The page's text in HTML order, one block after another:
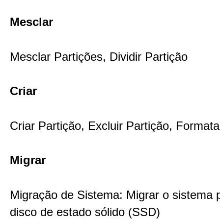
Mesclar
Mesclar Partições, Dividir Partição
Criar
Criar Partição, Excluir Partição,
Migrar
Migração de Sistema: Migrar o sistema
disco de estado sólido (SSD)